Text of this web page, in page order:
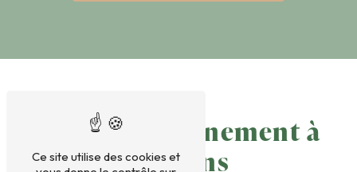
Gîte pour évènement à
Le Mans
Ce site utilise des cookies et